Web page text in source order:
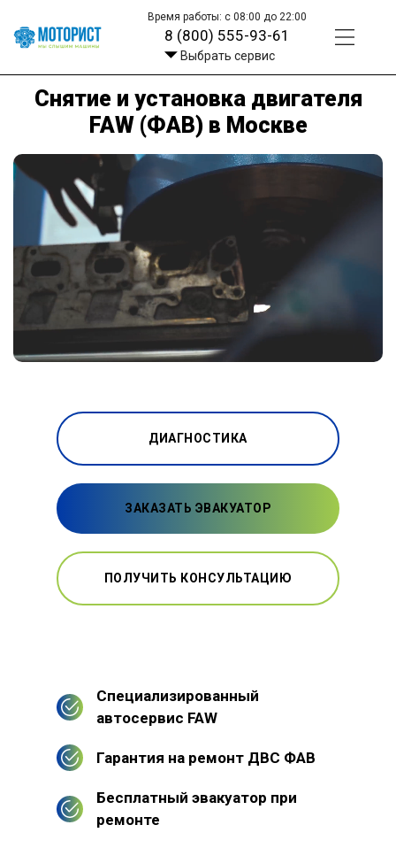
Время работы: с 08:00 до 22:00
8 (800) 555-93-61
Выбрать сервис
Снятие и установка двигателя
FAW (ФАВ) в Москве
ДИАГНОСТИКА
ЗАКАЗАТЬ ЭВАКУАТОР
ПОЛУЧИТЬ КОНСУЛЬТАЦИЮ
Специализированный
автосервис FAW
Гарантия на ремонт ДВС ФАВ
Бесплатный эвакуатор при
ремонте